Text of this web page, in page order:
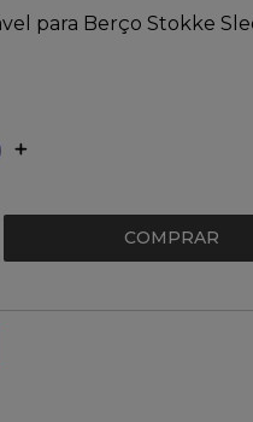
para Berço Stokke
COMPRAR